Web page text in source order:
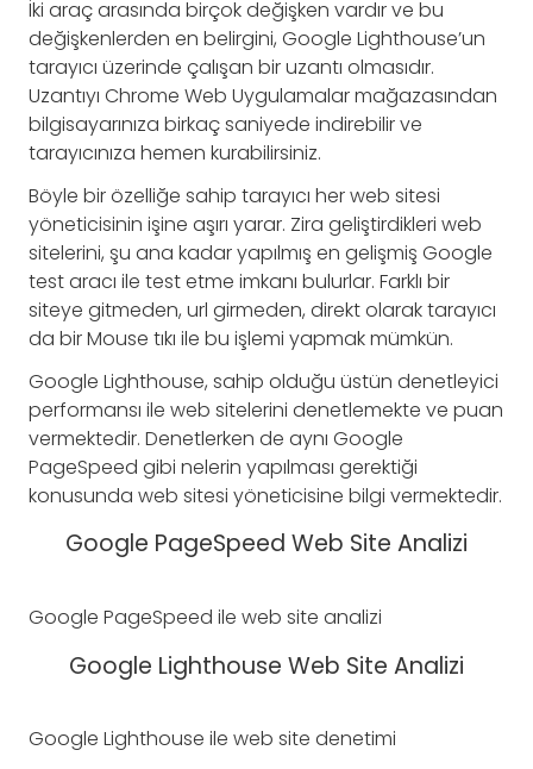
İki araç arasında birçok değişken vardır ve bu
değişkenlerden en belirgini, Google Lighthouse’un
tarayıcı üzerinde çalışan bir uzantı olmasıdır.
Uzantıyı Chrome Web Uygulamalar mağazasından
bilgisayarınıza birkaç saniyede indirebilir ve
tarayıcınıza hemen kurabilirsiniz.
Böyle bir özelliğe sahip tarayıcı her web sitesi
yöneticisinin işine aşırı yarar. Zira geliştirdikleri web
sitelerini, şu ana kadar yapılmış en gelişmiş Google
test aracı ile test etme imkanı bulurlar. Farklı bir
siteye gitmeden, url girmeden, direkt olarak tarayıcı
da bir Mouse tıkı ile bu işlemi yapmak mümkün.
Google Lighthouse, sahip olduğu üstün denetleyici
performansı ile web sitelerini denetlemekte ve puan
vermektedir. Denetlerken de aynı Google
PageSpeed gibi nelerin yapılması gerektiği
konusunda web sitesi yöneticisine bilgi vermektedir.
Google PageSpeed Web Site Analizi
Google PageSpeed ile web site analizi
Google Lighthouse Web Site Analizi
Google Lighthouse ile web site denetimi